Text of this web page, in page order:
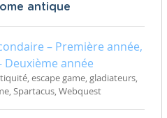
antique
– Première année,
Deuxième année
escape game, gladiateurs,
Spartacus, Webquest